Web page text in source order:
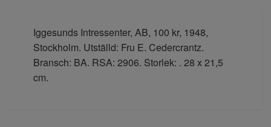
Iggesunds Intressenter, AB, 100 kr, 1948,
Stockholm. Utställd: Fru E. Cedercrantz.
Bransch: BA. RSA: 2906. Storlek: . 28 x 21,5
cm.